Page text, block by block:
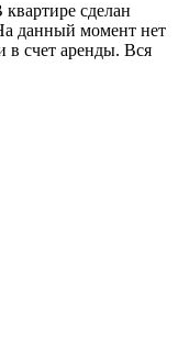
сделан
данный момент нет
в счет аренды. Вся